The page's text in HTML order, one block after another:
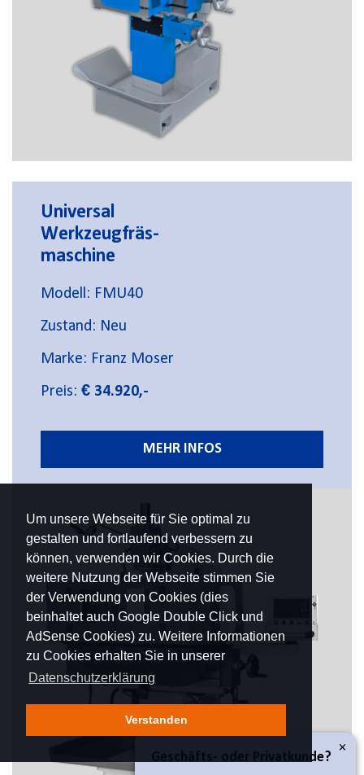
Um unsere Webseite für Sie optimal zu
gestalten und fortlaufend verbessern zu
können, verwenden wir Cookies. Durch die
weitere Nutzung der Webseite stimmen Sie
der Verwendung von Cookies (dies
beinhaltet auch Google Double Click und
AdSense Cookies) zu. Weitere Informationen
zu Cookies erhalten Sie in unserer
Datenschutzerklärung
Verstanden
Universal
Werkzeugfräs-
maschine
Modell: FMU40
Zustand: Neu
Marke: Franz Moser
Preis: € 34.920,-
MEHR INFOS
×
Geschäfts- oder Privatkunde?